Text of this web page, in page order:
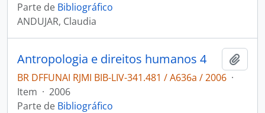
Parte de Bibliográfico
ANDUJAR, Claudia
Antropologia e direitos humanos 4
BR DFFUNAI RJMI BIB-LIV-341.481 / A636a / 2006 ·
Item · 2006
Parte de Bibliográfico